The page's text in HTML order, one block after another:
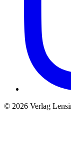
© 2026 Verlag